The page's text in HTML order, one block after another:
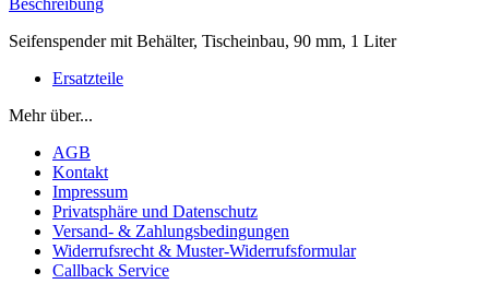
Seifenspender mit Behälter, Tischeinbau, 90 mm, 1 Liter
Ersatzteile
Mehr über...
AGB
Kontakt
Impressum
Privatsphäre und Datenschutz
Versand- & Zahlungsbedingungen
Widerrufsrecht & Muster-Widerrufsformular
Callback Service